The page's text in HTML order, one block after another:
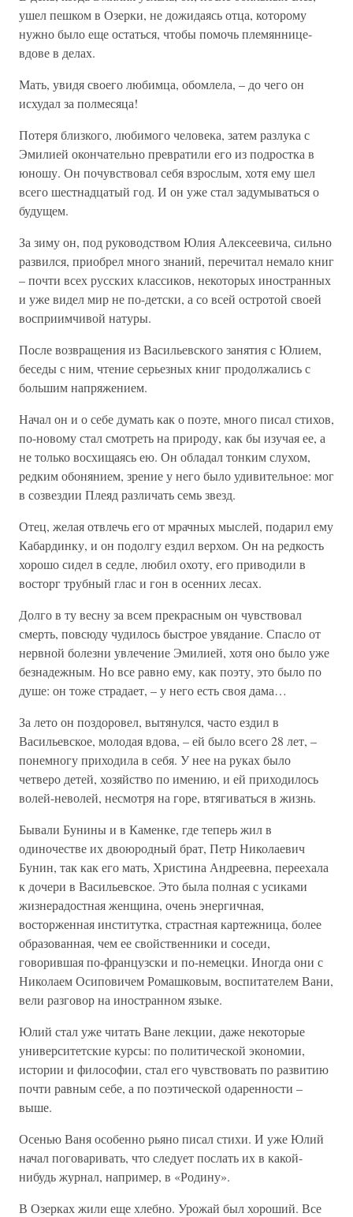
ушел пешком в Озерки, не дожидаясь отца, которому
нужно было еще остаться, чтобы помочь племяннице-
вдове в делах.
Мать, увидя своего любимца, обомлела, – до чего он
исхудал за полмесяца!
Потеря близкого, любимого человека, затем разлука с
Эмилией окончательно превратили его из подростка в
юношу. Он почувствовал себя взрослым, хотя ему шел
всего шестнадцатый год. И он уже стал задумываться о
будущем.
За зиму он, под руководством Юлия Алексеевича, сильно
развился, приобрел много знаний, перечитал немало книг
– почти всех русских классиков, некоторых иностранных
и уже видел мир не по-детски, а со всей остротой своей
восприимчивой натуры.
После возвращения из Васильевского занятия с Юлием,
беседы с ним, чтение серьезных книг продолжались с
большим напряжением.
Начал он и о себе думать как о поэте, много писал стихов,
по-новому стал смотреть на природу, как бы изучая ее, а
не только восхищаясь ею. Он обладал тонким слухом,
редким обонянием, зрение у него было удивительное: мог
в созвездии Плеяд различать семь звезд.
Отец, желая отвлечь его от мрачных мыслей, подарил ему
Кабардинку, и он подолгу ездил верхом. Он на редкость
хорошо сидел в седле, любил охоту, его приводили в
восторг трубный глас и гон в осенних лесах.
Долго в ту весну за всем прекрасным он чувствовал
смерть, повсюду чудилось быстрое увядание. Спасло от
нервной болезни увлечение Эмилией, хотя оно было уже
безнадежным. Но все равно ему, как поэту, это было по
душе: он тоже страдает, – у него есть своя дама…
За лето он поздоровел, вытянулся, часто ездил в
Васильевское, молодая вдова, – ей было всего 28 лет, –
понемногу приходила в себя. У нее на руках было
четверо детей, хозяйство по имению, и ей приходилось
волей-неволей, несмотря на горе, втягиваться в жизнь.
Бывали Бунины и в Каменке, где теперь жил в
одиночестве их двоюродный брат, Петр Николаевич
Бунин, так как его мать, Христина Андреевна, переехала
к дочери в Васильевское. Это была полная с усиками
жизнерадостная женщина, очень энергичная,
восторженная институтка, страстная картежница, более
образованная, чем ее свойственники и соседи,
говорившая по-французски и по-немецки. Иногда они с
Николаем Осиповичем Ромашковым, воспитателем Вани,
вели разговор на иностранном языке.
Юлий стал уже читать Ване лекции, даже некоторые
университетские курсы: по политической экономии,
истории и философии, стал его чувствовать по развитию
почти равным себе, а по поэтической одаренности –
выше.
Осенью Ваня особенно рьяно писал стихи. И уже Юлий
начал поговаривать, что следует послать их в какой-
нибудь журнал, например, в «Родину».
В Озерках жили еще хлебно. Урожай был хороший. Все